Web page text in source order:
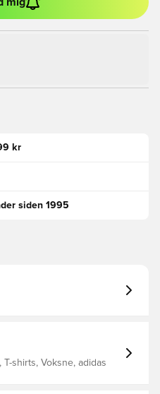
kr
siden 1995
T-shirts, Voksne, adidas